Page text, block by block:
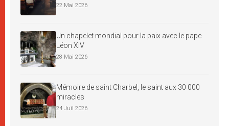
22 Mai 2026
Un chapelet mondial pour la paix avec le pape
Léon XIV
28 Mai 2026
Mémoire de saint Charbel, le saint aux 30 000
miracles
24 Juil 2026